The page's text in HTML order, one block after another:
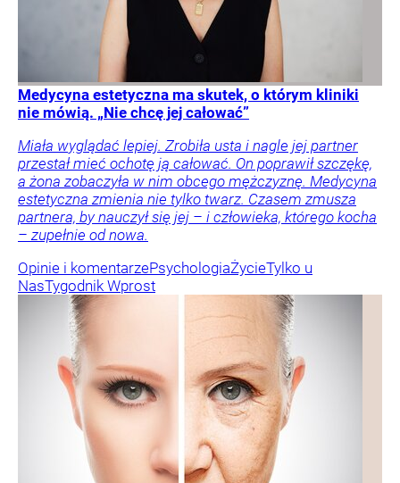
Medycyna estetyczna ma skutek, o którym kliniki
nie mówią. „Nie chcę jej całować”
Miała wyglądać lepiej. Zrobiła usta i nagle jej partner
przestał mieć ochotę ją całować. On poprawił szczękę,
a żona zobaczyła w nim obcego mężczyznę. Medycyna
estetyczna zmienia nie tylko twarz. Czasem zmusza
partnera, by nauczył się jej – i człowieka, którego kocha
– zupełnie od nowa.
Opinie i komentarzePsychologiaŻycieTylko u
NasTygodnik Wprost